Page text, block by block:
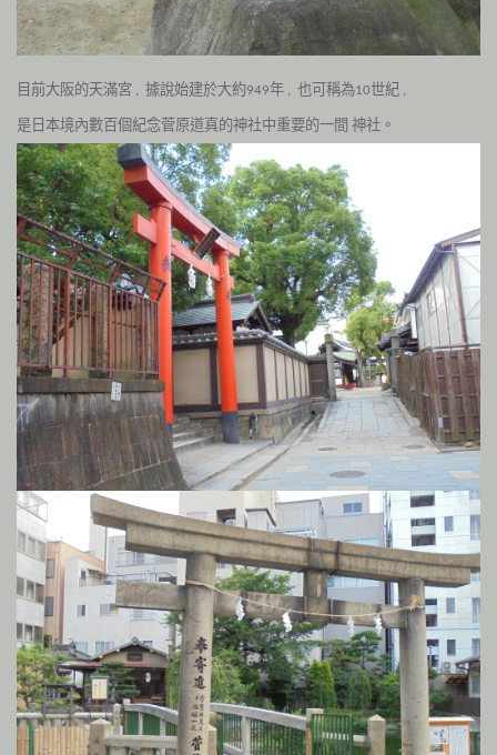
目前大阪的天滿宮 , 據說始建於大約949年 , 也可稱為10世紀 ,
是日本境內數百個紀念菅原道真的神社中重要的一間 神社。